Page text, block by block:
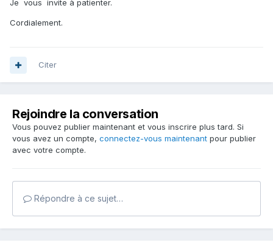
Je vous invite à patienter.
Cordialement.
Citer
Rejoindre la conversation
Vous pouvez publier maintenant et vous inscrire plus tard. Si
vous avez un compte, connectez-vous maintenant pour publier
avec votre compte.
Répondre à ce sujet…